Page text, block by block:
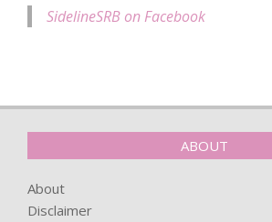
SidelineSRB on Facebook
ABOUT
About
Disclaimer